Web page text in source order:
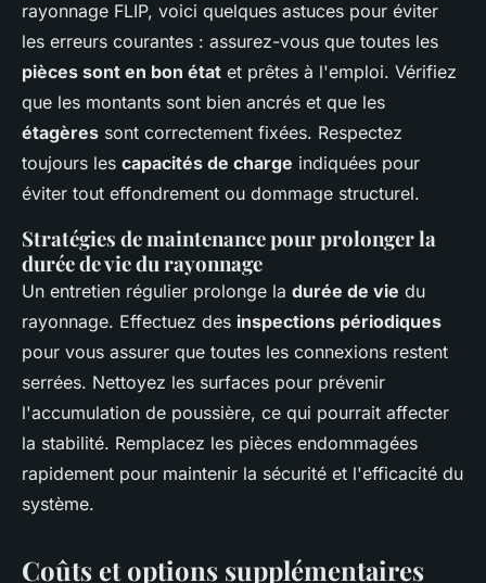
rayonnage FLIP, voici quelques astuces pour éviter
les erreurs courantes : assurez-vous que toutes les
pièces sont en bon état et prêtes à l'emploi. Vérifiez
que les montants sont bien ancrés et que les
étagères sont correctement fixées. Respectez
toujours les capacités de charge indiquées pour
éviter tout effondrement ou dommage structurel.
Stratégies de maintenance pour prolonger la
durée de vie du rayonnage
Un entretien régulier prolonge la durée de vie du
rayonnage. Effectuez des inspections périodiques
pour vous assurer que toutes les connexions restent
serrées. Nettoyez les surfaces pour prévenir
l'accumulation de poussière, ce qui pourrait affecter
la stabilité. Remplacez les pièces endommagées
rapidement pour maintenir la sécurité et l'efficacité du
système.
Coûts et options supplémentaires